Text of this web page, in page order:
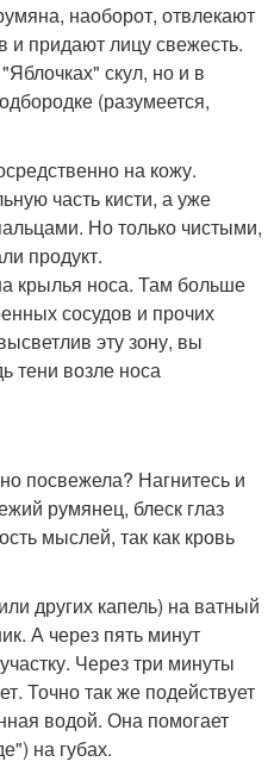
наоборот, отвлекают
и придают лицу свежесть.
скул, но и в
(разумеется,
на кожу.
часть кисти, а уже
Но только чистыми,
продукт.
крылья носа. Там больше
сосудов и прочих
эту зону, вы
тени возле носа
посвежела? Нагнитесь и
румянец, блеск глаз
мыслей, так как кровь
других капель) на ватный
А через пять минут
Через три минуты
Точно так же подействует
водой. Она помогает
на губах.